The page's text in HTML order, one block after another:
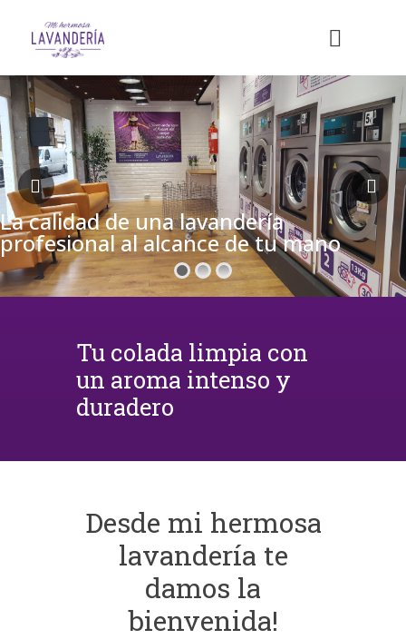
La calidad de una lavandería
profesional al alcance de tu mano
Tu colada limpia con
un aroma intenso y
duradero
Desde mi hermosa
lavandería te
damos la
bienvenida!